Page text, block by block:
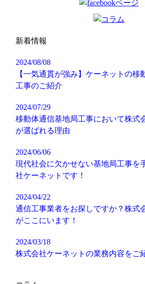
新着情報
2024/08/08
【一気通貫が強み】ケーネットの移
工事のご紹介
2024/07/29
移動体通信基地局工事において株式
が選ばれる理由
2024/06/06
現代社会に欠かせない基地局工事を
社ケーネットです！
2024/04/22
通信工事業者をお探しですか？株式
がここにいます！
2024/03/18
株式会社ケーネットの業務内容をご